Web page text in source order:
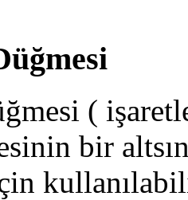
(
bir